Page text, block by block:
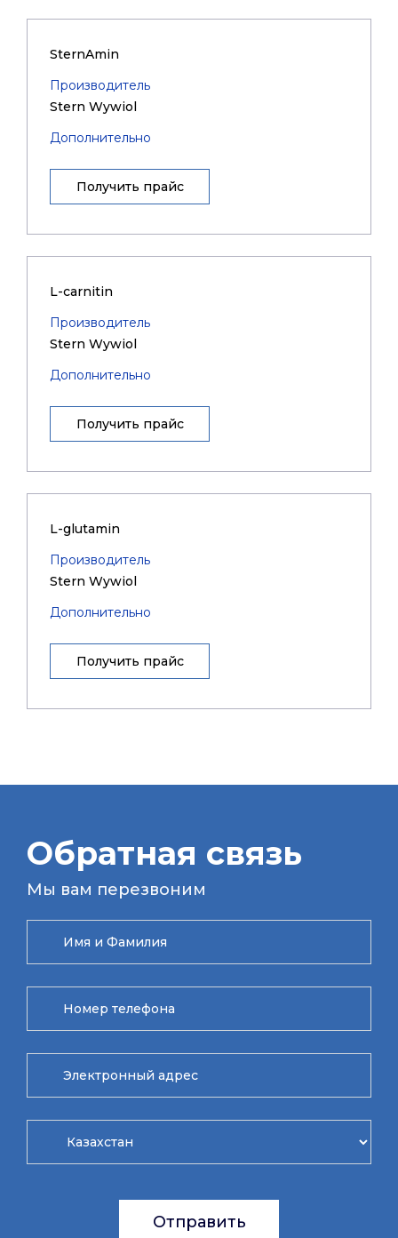
SternAmin
Производитель
Stern Wywiol
Дополнительно
Получить прайс
L-carnitin
Производитель
Stern Wywiol
Дополнительно
Получить прайс
L-glutamin
Производитель
Stern Wywiol
Дополнительно
Получить прайс
Обратная связь
Мы вам перезвоним
Отправить